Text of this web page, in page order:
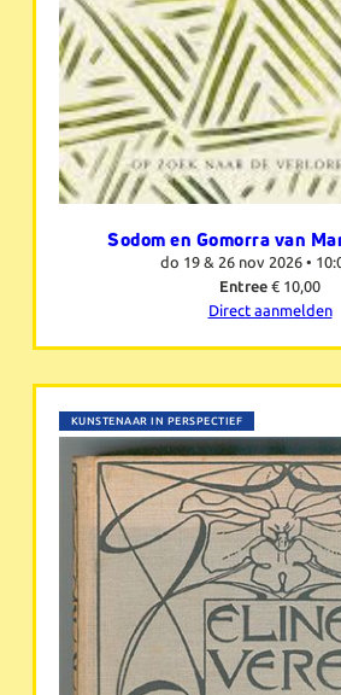
Sodom en Gomorra van
do 19 & 26 nov 2026 •
Entree € 10,00
Direct aanmelden
KUNSTENAAR IN PERSPECTIEF